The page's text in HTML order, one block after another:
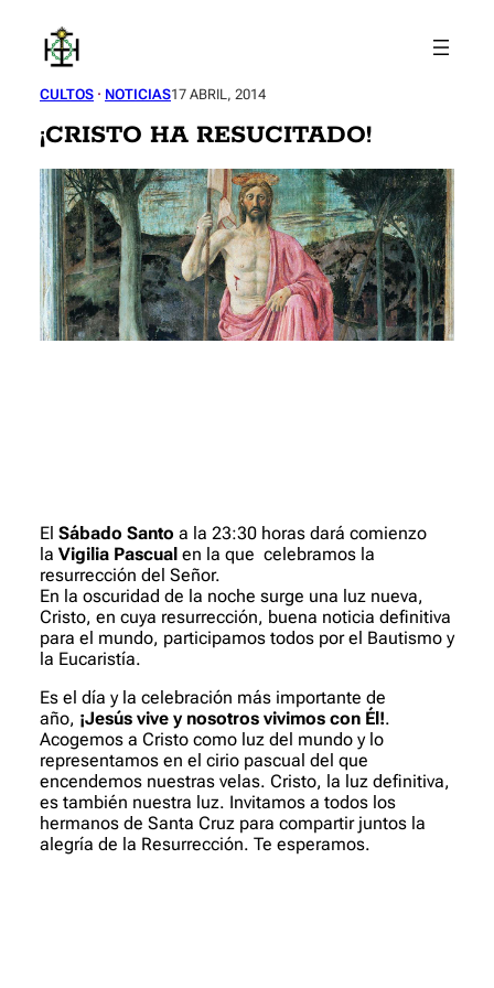
contenido
CULTOS · NOTICIAS17 ABRIL, 2014
¡CRISTO HA RESUCITADO!
El Sábado Santo a la 23:30 horas dará comienzo
la Vigilia Pascual en la que celebramos la
resurrección del Señor.
En la oscuridad de la noche surge una luz nueva,
Cristo, en cuya resurrección, buena noticia definitiva
para el mundo, participamos todos por el Bautismo y
la Eucaristía.
Es el día y la celebración más importante de
año, ¡Jesús vive y nosotros vivimos con Él!.
Acogemos a Cristo como luz del mundo y lo
representamos en el cirio pascual del que
encendemos nuestras velas. Cristo, la luz definitiva,
es también nuestra luz. Invitamos a todos los
hermanos de Santa Cruz para compartir juntos la
alegría de la Resurrección. Te esperamos.